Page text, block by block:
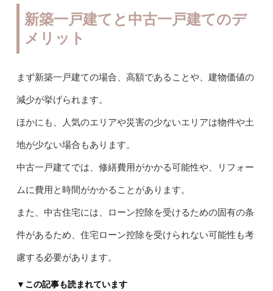
新築一戸建てと中古一戸建てのデ
メリット
まず新築一戸建ての場合、高額であることや、建物価値の
減少が挙げられます。
ほかにも、人気のエリアや災害の少ないエリアは物件や土
地が少ない場合もあります。
中古一戸建てでは、修繕費用がかかる可能性や、リフォー
ムに費用と時間がかかることがあります。
また、中古住宅には、ローン控除を受けるための固有の条
件があるため、住宅ローン控除を受けられない可能性も考
慮する必要があります。
▼この記事も読まれています